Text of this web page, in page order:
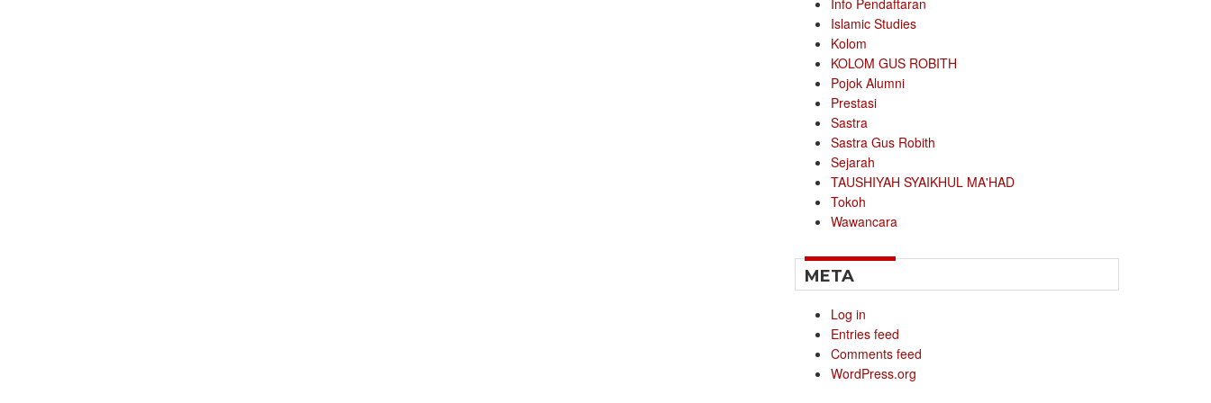
Info Pendaftaran
Islamic Studies
Kolom
KOLOM GUS ROBITH
Pojok Alumni
Prestasi
Sastra
Sastra Gus Robith
Sejarah
TAUSHIYAH SYAIKHUL MA'HAD
Tokoh
Wawancara
META
Log in
Entries feed
Comments feed
WordPress.org